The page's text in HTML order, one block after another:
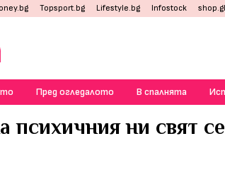
Topsport.bg Lifestyle.bg Infostock
Пред огледалото В спалнята
психичния ни свят се